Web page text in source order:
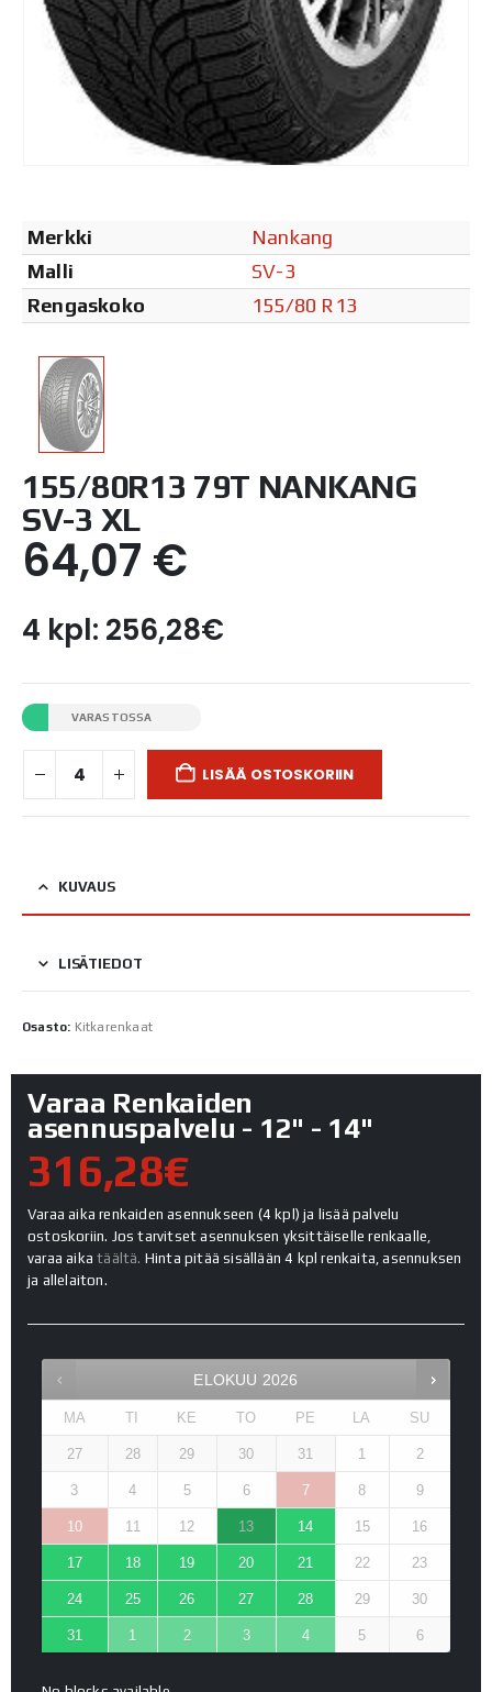
Merkki
Nankang
Malli
SV-3
Rengaskoko
155/80 R13
155/80R13 79T NANKANG
SV-3 XL
64,07 €
4 kpl: 256,28€
VARASTOSSA
LISÄÄ OSTOSKORIIN
KUVAUS
LISÄTIEDOT
Osasto: Kitkarenkaat
Varaa Renkaiden
asennuspalvelu - 12" - 14"
316,28€
Varaa aika renkaiden asennukseen (4 kpl) ja lisää palvelu
ostoskoriin. Jos tarvitset asennuksen yksittäiselle renkaalle,
varaa aikatäältä. Hinta pitää sisällään 4 kpl renkaita, asennuksen
ja allelaiton.
ELOKUU 2026
MA TI KE TO PE LA SU
27 28 29 30 31 1 2
3 4 5 6 7 8 9
10 11 12 13 14 15 16
17 18 19 20 21 22 23
24 25 26 27 28 29 30
31 1 2 3 4 5 6